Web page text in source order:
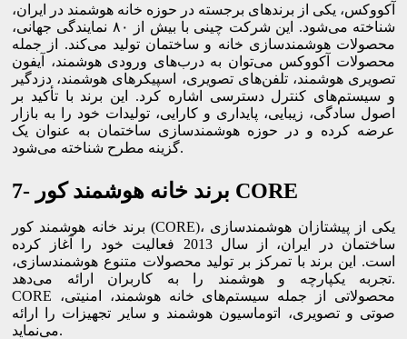
آکووکس، یکی از برندهای برجسته در حوزه خانه هوشمند در ایران،
شناخته می‌شود. این شرکت چینی با بیش از ۸۰ نمایندگی جهانی،
محصولات هوشمندسازی خانه و ساختمان تولید می‌کند. از جمله
محصولات آکووکس می‌توان به درب‌های ورودی هوشمند، آیفون
تصویری هوشمند، تلفن‌های تصویری، اسپیکرهای هوشمند، دزدگیر
و سیستم‌های کنترل دسترسی اشاره کرد. این برند با تأکید بر
اصول سادگی، زیبایی، پایداری و کارایی، تولیدات خود را به بازار
عرضه کرده و در حوزه هوشمندسازی ساختمان به عنوان یک
گزینه مطرح شناخته می‌شود.
7- برند خانه هوشمند کور CORE
برند خانه هوشمند کور (CORE)، یکی از پیشتازان هوشمندسازی
ساختمان در ایران، از سال 2013 فعالیت خود را آغاز کرده
است. این برند با تمرکز بر تولید محصولات متنوع هوشمندسازی،
تجربه یکپارچه و هوشمند را به کاربران ارائه می‌دهد.
CORE محصولاتی از جمله سیستم‌های خانه هوشمند، امنیتی،
صوتی و تصویری، اتوماسیون هوشمند و سایر تجهیزات را ارائه
می‌نماید.